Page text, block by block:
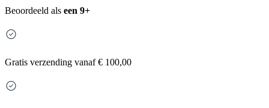
Beoordeeld als een 9+
Gratis verzending vanaf € 100,00